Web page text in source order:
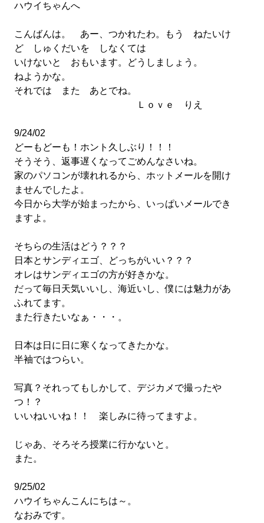
ハウイちゃんへ
こんばんは。 あー、つかれたわ。もう ねたいけ
ど しゅくだいを しなくては
いけないと おもいます。どうしましょう。
ねようかな。
それでは また あとでね。
Ｌｏｖｅ りえ
9/24/02
どーもどーも！ホント久しぶり！！！
そうそう、返事遅くなってごめんなさいね。
家のパソコンが壊れれるから、ホットメールを開け
ませんでしたよ。
今日から大学が始まったから、いっぱいメールでき
ますよ。
そちらの生活はどう？？？
日本とサンディエゴ、どっちがいい？？？
オレはサンディエゴの方が好きかな。
だって毎日天気いいし、海近いし、僕には魅力があ
ふれてます。
また行きたいなぁ・・・。
日本は日に日に寒くなってきたかな。
半袖ではつらい。
写真？それってもしかして、デジカメで撮ったや
つ！？
いいねいいね！！ 楽しみに待ってますよ。
じゃあ、そろそろ授業に行かないと。
また。
9/25/02
ハウイちゃんこんにちは～。
なおみです。